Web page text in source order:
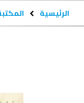
الرئيسية